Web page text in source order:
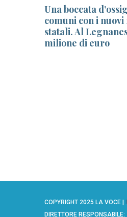
Una boccata
comuni con i nuovi
statali. Al
milione di euro
COPYRIGHT 2025 LA VOCE |
DIRETTORE RESPONSABILE: